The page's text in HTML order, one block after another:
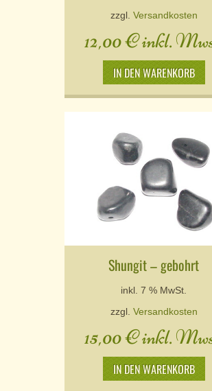
zzgl. Versandkosten
12,00€inkl.
IN DEN WARENKORB
Shungit – gebohrt
inkl. 7 % MwSt.
zzgl. Versandkosten
15,00€inkl.
IN DEN WARENKORB